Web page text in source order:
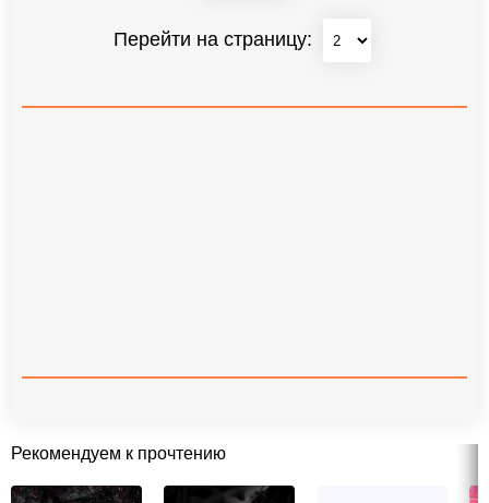
Перейти на страницу:
Рекомендуем к прочтению